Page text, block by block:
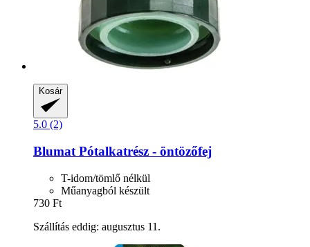
Kosár
5.0 (2)
Blumat Pótalkatrész -​ öntözőfej
T-idom/tömlő nélkül
Műanyagból készült
730 Ft
Szállítás eddig: augusztus 11.